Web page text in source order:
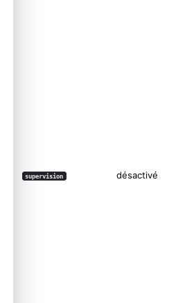
supervision désactivé